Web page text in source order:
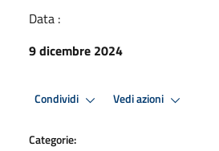
Data :
9 dicembre 2024
Condividi Vedi azioni
Categorie: